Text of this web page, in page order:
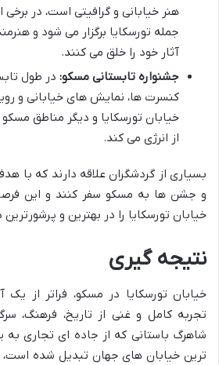
هنر خیابانی و گرافیتی است، در
جمله تورسکایا برگزار می شود و
آثار خود را خلق می کنند.
جشنواره تابستانی مسکو: در طول
کنسرت ها، نمایش های خیابانی و
خیابان تورسکایا و دیگر مناطق
از انرژی می کند.
بسیاری از گردشگران علاقه دارند که با
و جشن ها به مسکو سفر کنند و این
خیابان تورسکایا را در بهترین و
نتیجه گیری
خیابان تورسکایا در مسکو، فراتر از
تجربه کامل و غنی از تاریخ، فرهنگ،
شاهرگ باستانی که از جاده ای تجاری
ترین خیابان های جهان تبدیل شده است،